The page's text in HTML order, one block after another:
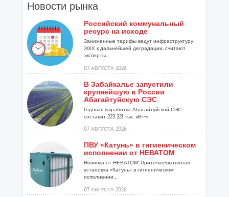
Новости рынка
Российский коммунальный
ресурс на исходе
Заниженные тарифы ведут инфраструктуру
ЖКХ к дальнейшей деградации, считают
эксперты...
07 АВГУСТА 2026
В Забайкалье запустили
крупнейшую в России
Абагайтуйскую СЭС
Годовая выработка Абагайтуйской СЭС
составит 223 221 тыс. кВт-ч...
07 АВГУСТА 2026
ПВУ «Катунь» в гигиеническом
исполнении от НЕВАТОМ
Новинка от НЕВАТОМ: Приточно-вытяжная
установка «Катунь» в гигиеническом
исполнении...
07 АВГУСТА 2026